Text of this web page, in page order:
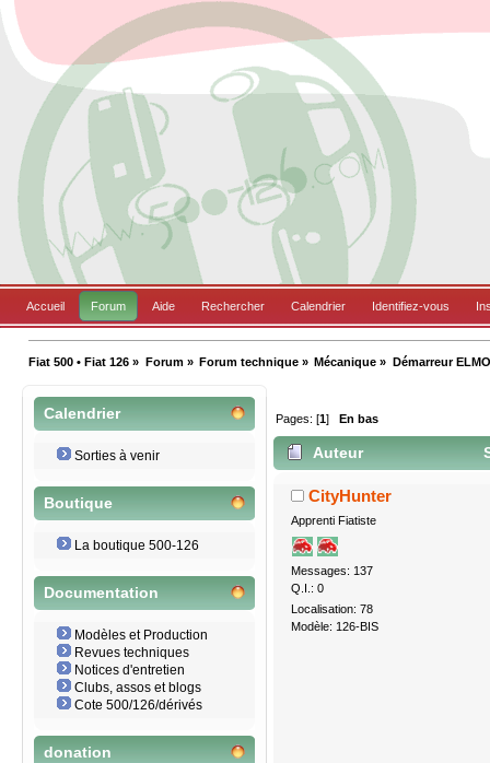
Accueil Forum Aide Rechercher Calendrier Identifiez-vous
Fiat 500 • Fiat 126 » Forum» Forum technique» Mécanique » Démarreur
Calendrier
Sorties à venir
Boutique
La boutique 500-126
Documentation
Modèles et Production
Revues techniques
Notices d'entretien
Clubs, assos et blogs
Cote 500/126/dérivés
donation
Pages: [1] En bas
Auteur
CityHunter
Apprenti Fiatiste
Messages: 137
Q.I.: 0
Localisation: 78
Modèle: 126-BIS